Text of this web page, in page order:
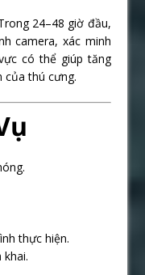
24–48 giờ đầu,
camera, xác minh
có thể giúp tăng
của thú cưng.
thực hiện.